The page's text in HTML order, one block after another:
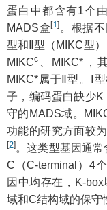
蛋白中都含有1个
MADS盒[1] 。根据
型和Ⅱ型（MIKC型
MIKCc 、MIKC*，
MIKC*属于Ⅱ型。Ⅰ
子，编码蛋白缺少
守的MADS域。
功能的研究方面较
[2]。这类型基因通
C（C-terminal）4
因中均存在，K-
域和C结构域的保守